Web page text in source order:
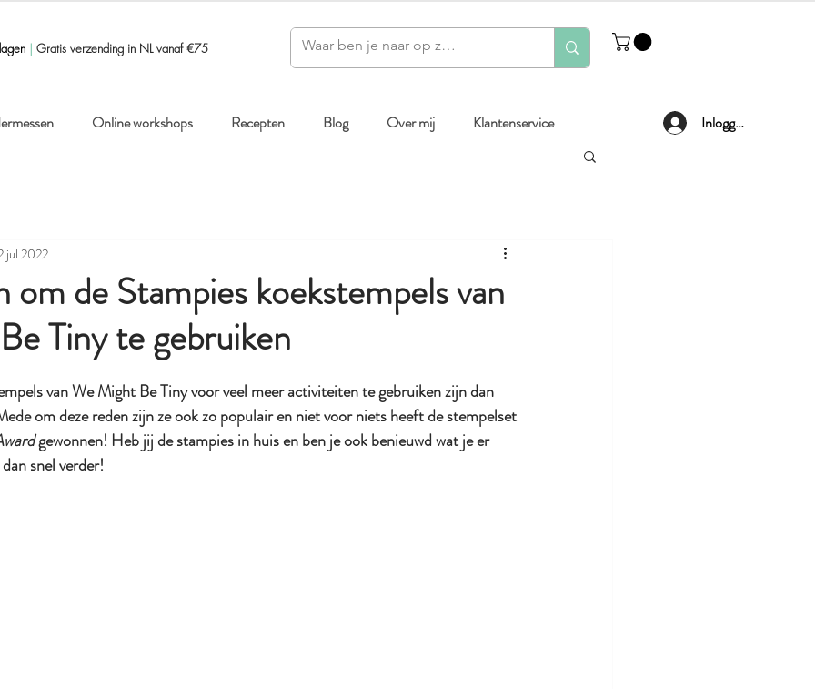
| Gratis verzending in NL vanaf €75
Online workshops Recepten Blog Over mij Klantenservice Inloggen
om de Stampies koekstempels van
Tiny te gebruiken
jul 2022
van We Might Be Tiny voor veel meer activiteiten te gebruiken zijn dan
om deze reden zijn ze ook zo populair en niet voor niets heeft de stempelset
gewonnen! Heb jij de stampies in huis en ben je ook benieuwd wat je er
snel verder!